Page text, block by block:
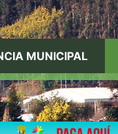
MUNICIPAL